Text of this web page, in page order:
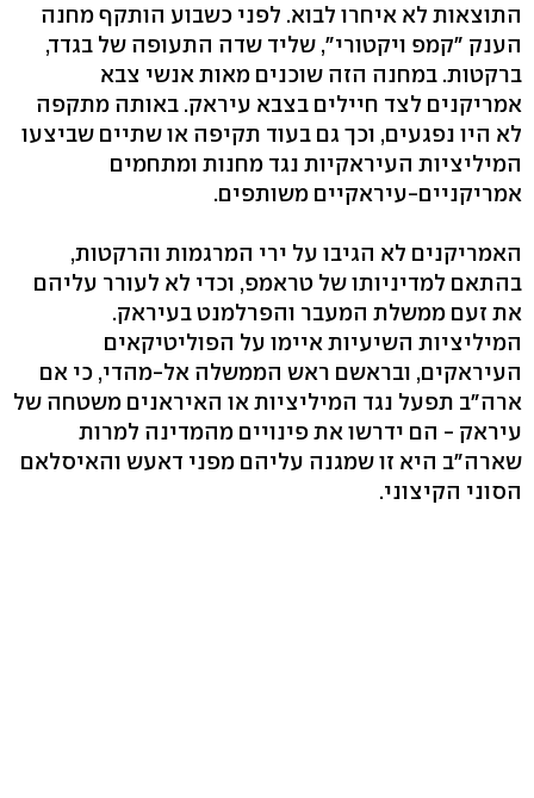
התוצאות לא איחרו לבוא. לפני כשבוע הותקף מחנה
הענק "קמפ ויקטורי", שליד שדה התעופה של בגדד,
ברקטות. במחנה הזה שוכנים מאות אנשי צבא
אמריקנים לצד חיילים בצבא עיראק. באותה מתקפה
לא היו נפגעים, וכך גם בעוד תקיפה או שתיים שביצעו
המיליציות העיראקיות נגד מחנות ומתחמים
אמריקניים-עיראקיים משותפים.
האמריקנים לא הגיבו על ירי המרגמות והרקטות,
בהתאם למדיניותו של טראמפ, וכדי לא לעורר עליהם
את זעם ממשלת המעבר והפרלמנט בעיראק.
המיליציות השיעיות איימו על הפוליטיקאים
העיראקים, ובראשם ראש הממשלה אל-מהדי, כי אם
ארה"ב תפעל נגד המיליציות או האיראנים משטחה של
עיראק - הם ידרשו את פינויים מהמדינה למרות
שארה"ב היא זו שמגנה עליהם מפני דאעש והאיסלאם
הסוני הקיצוני.